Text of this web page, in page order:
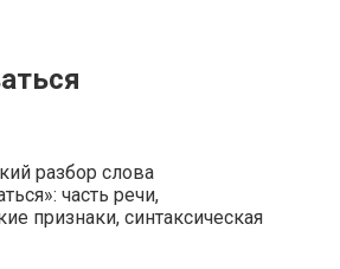
разбор слова
часть речи,
признаки, синтаксическая